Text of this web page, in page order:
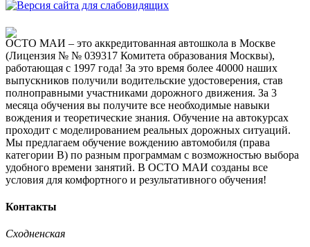
ОСТО МАИ – это аккредитованная автошкола в Москве
(Лицензия № № 039317 Комитета образования Москвы),
работающая с 1997 года! За это время более 40000 наших
выпускников получили водительские удостоверения, став
полноправными участниками дорожного движения. За 3
месяца обучения вы получите все необходимые навыки
вождения и теоретические знания. Обучение на автокурсах
проходит с моделированием реальных дорожных ситуаций.
Мы предлагаем обучение вождению автомобиля (права
категории B) по разным программам с возможностью выбора
удобного времени занятий. В ОСТО МАИ созданы все
условия для комфортного и результативного обучения!
Контакты
Сходненская